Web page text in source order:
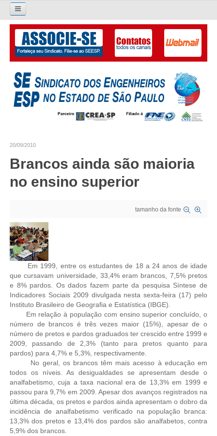
Pesquisar...
O SINDICATO
APRESENTAÇÃO
PALAVRA DO PRESIDENTE
SUBSEDES SINDICAIS
CRESCE BRASIL
CONSELHO TECNOLÓGICO
HISTÓRICO E ATUAÇÃO
COMPOSIÇÃO
CONSELHOS ASSESSORES
PERSONALIDADES DA TECNOLOGIA
NÚCLEO DA MULHER ENGENHEIRA
TRANSPARÊNCIA
JURÍDICO
CONSULTORIA
ACORDOS, CONVENÇÕES E DISSÍDIOS
20/09/2010
Brancos ainda são maioria
no ensino superior
tamanho da fonte
Em 1999, entre os estudantes de 18 a 24 anos de idade
que cursavam universidade, 33,4% eram brancos, 7,5% pretos
e 8% pardos. Os dados fazem parte da pesquisa Síntese de
Indicadores Sociais 2009 divulgada nesta sexta-feira (17) pelo
Instituto Brasileiro de Geografia e Estatística (IBGE).
Em relação à população com ensino superior concluído, o
número de brancos é três vezes maior (15%), apesar de o
número de pretos e pardos graduados ter crescido entre 1999 e
2009, passando de 2,3% (tanto para pretos quanto para
pardos) para 4,7% e 5,3%, respectivamente.
No geral, os brancos têm mais acesso à educação em
todos os níveis. As desigualdades se apresentam desde o
analfabetismo, cuja a taxa nacional era de 13,3% em 1999 e
passou para 9,7% em 2009. Apesar dos avanços registrados na
última década, os pretos e pardos ainda apresentam o dobro da
incidência de analfabetismo verificado na população branca:
13,3% dos pretos e 13,4% dos pardos são analfabetos, contra
5,9% dos brancos.